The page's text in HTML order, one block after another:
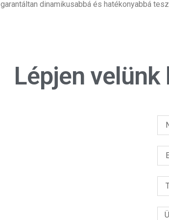
garantáltan dinamikusabbá és hatékonyabbá
Lépjen